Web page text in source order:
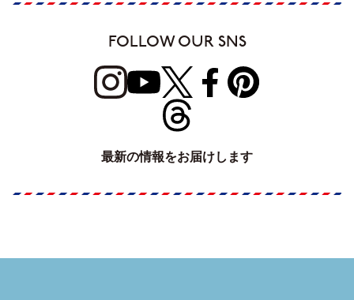
FOLLOW OUR SNS
最新の情報をお届けします